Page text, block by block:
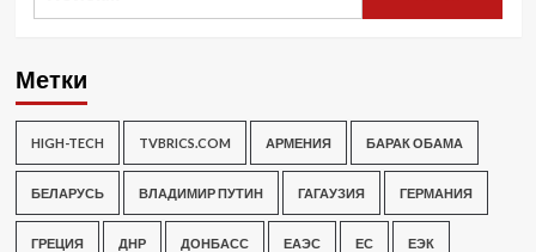
Метки
HIGH-TECH TVBRICS.COM АРМЕНИЯ БАРАК ОБАМА
БЕЛАРУСЬ ВЛАДИМИР ПУТИН ГАГАУЗИЯ ГЕРМАНИЯ
ГРЕЦИЯ ДНР ДОНБАСС ЕАЭС ЕС ЕЭК